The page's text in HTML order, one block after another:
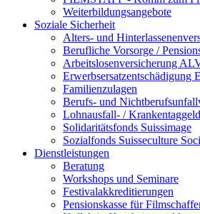
Weiterbildungsangebote
Soziale Sicherheit
Alters- und
Berufliche Vorsorge /
Arbeitslosenversicherung
Erwerbsersatzentschädigung
Familienzulagen
Berufs- und
Lohnausfall- /
Solidaritätsfonds Suissimage
Sozialfonds Suisseculture
Dienstleistungen
Beratung
Workshops und Seminare
Festivalakkreditierungen
Pensionskasse für